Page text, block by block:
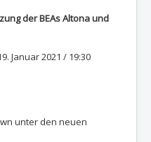
der BEAs Altona und
Januar 2021 / 19:30
unter den neuen